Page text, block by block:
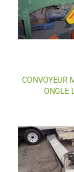
CONVOYEUR
ONGLE